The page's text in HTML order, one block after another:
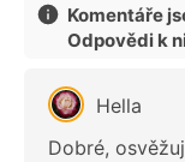
Komentáře
Odpovědi k
Hella
Dobré,